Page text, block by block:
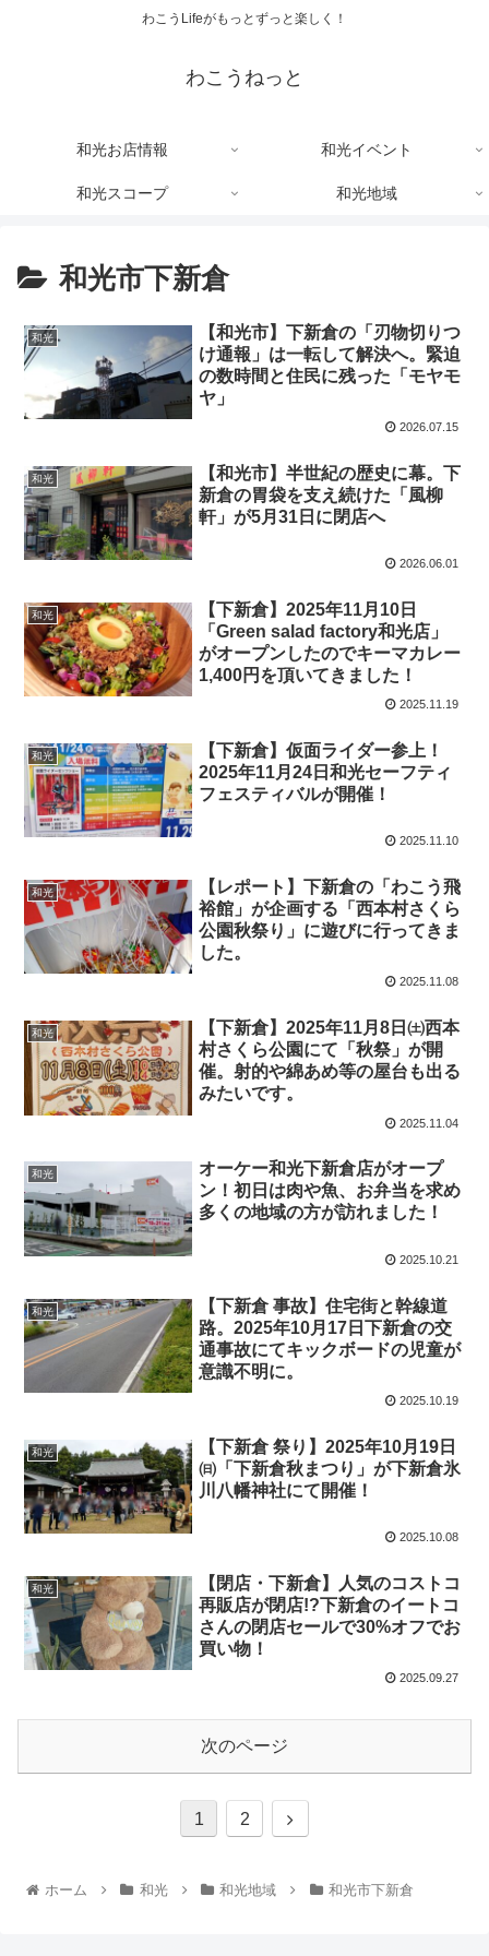
わこうLifeがもっとずっと楽しく！
わこうねっと
和光お店情報 和光イベント
和光スコープ 和光地域
和光市下新倉
和光
【和光市】下新倉の「刃物切りつ
け通報」は一転して解決へ。緊迫
の数時間と住民に残った「モヤモ
ヤ」
2026.07.15
和光
【和光市】半世紀の歴史に幕。下
新倉の胃袋を支え続けた「風柳
軒」が5月31日に閉店へ
2026.06.01
和光
【下新倉】2025年11月10日
「Green salad factory和光店」
がオープンしたのでキーマカレー
1,400円を頂いてきました！
2025.11.19
和光
【下新倉】仮面ライダー参上！
2025年11月24日和光セーフティ
フェスティバルが開催！
2025.11.10
和光
【レポート】下新倉の「わこう飛
裕館」が企画する「西本村さくら
公園秋祭り」に遊びに行ってきま
した。
2025.11.08
和光
【下新倉】2025年11月8日㈯西本
村さくら公園にて「秋祭」が開
催。射的や綿あめ等の屋台も出る
みたいです。
2025.11.04
和光
オーケー和光下新倉店がオープ
ン！初日は肉や魚、お弁当を求め
多くの地域の方が訪れました！
2025.10.21
和光
【下新倉 事故】住宅街と幹線道
路。2025年10月17日下新倉の交
通事故にてキックボードの児童が
意識不明に。
2025.10.19
和光
【下新倉 祭り】2025年10月19日
㈰「下新倉秋まつり」が下新倉氷
川八幡神社にて開催！
2025.10.08
和光
【閉店・下新倉】人気のコストコ
再販店が閉店!?下新倉のイートコ
さんの閉店セールで30%オフでお
買い物！
2025.09.27
次のページ
1 2
ホーム 和光 和光地域 和光市下新倉